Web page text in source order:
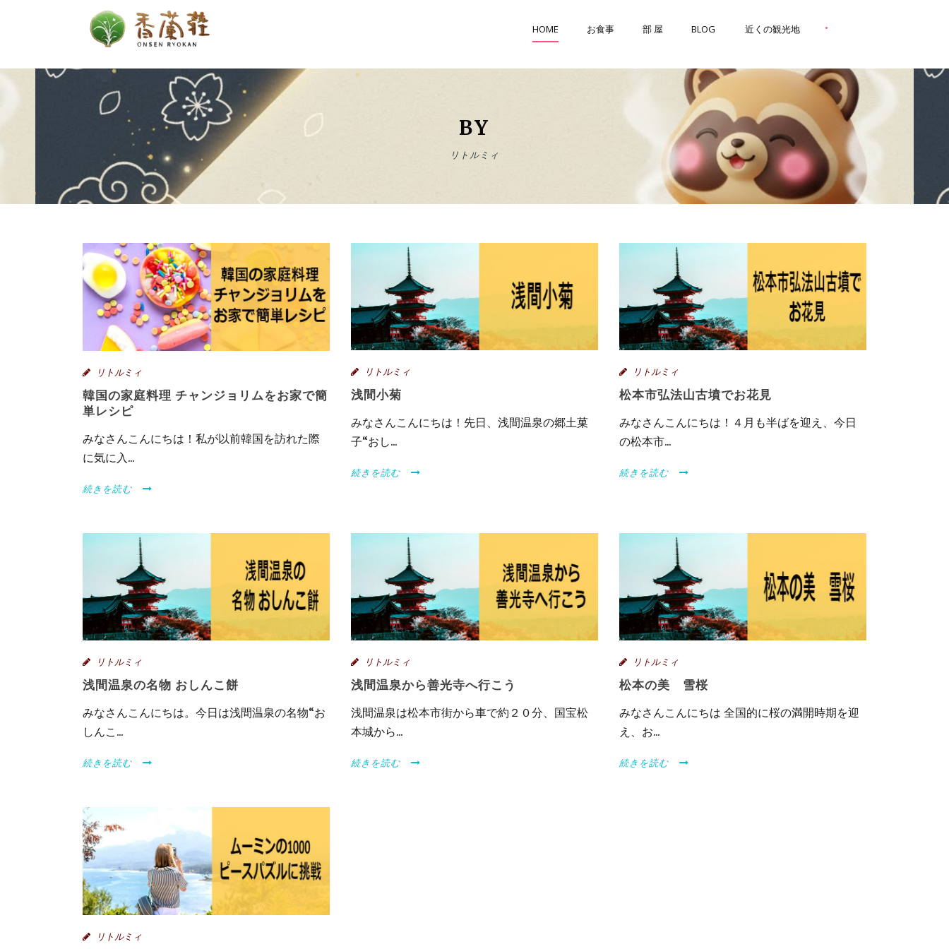
HOME お食事 部 屋 BLOG 近くの観光地 •
BY
リトルミィ
リトルミィ
韓国の家庭料理 チャンジョリムをお家で簡
単レシピ
みなさんこんにちは！私が以前韓国を訪れた際
に気に入...
続きを読む
リトルミィ
浅間小菊
みなさんこんにちは！先日、浅間温泉の郷土菓
子“おし...
続きを読む
リトルミィ
松本市弘法山古墳でお花見
みなさんこんにちは！４月も半ばを迎え、今日
の松本市...
続きを読む
リトルミィ
浅間温泉の名物 おしんこ餅
みなさんこんにちは。今日は浅間温泉の名物“お
しんこ...
続きを読む
リトルミィ
浅間温泉から善光寺へ行こう
浅間温泉は松本市街から車で約２０分、国宝松
本城から...
続きを読む
リトルミィ
松本の美 雪桜
みなさんこんにちは 全国的に桜の満開時期を迎
え、お...
続きを読む
リトルミィ